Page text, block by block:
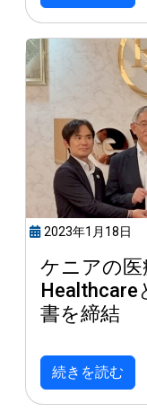
2023年1月18日
ケニアの医
Healthcare
書を締結
続きを読む